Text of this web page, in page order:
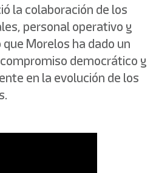
la colaboración de los
personal operativo y
Morelos ha dado un
democrático y
en la evolución de los